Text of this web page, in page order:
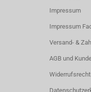
Impressum
Impressum
Versand- &
AGB und